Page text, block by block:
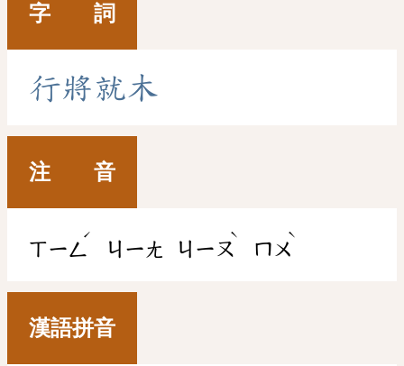
字 詞
行將就木
注 音
ㄒㄧㄥ
ˊ
ㄐㄧㄤ ㄐㄧㄡ
ˋ
ㄇㄨ
ˋ
漢語拼音